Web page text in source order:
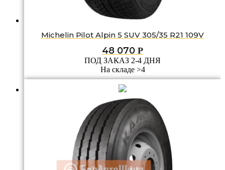
Michelin Pilot Alpin 5 SUV 305/35 R21 109V
48 070 Р
ПОД ЗАКАЗ 2-4 ДНЯ
На складе >4